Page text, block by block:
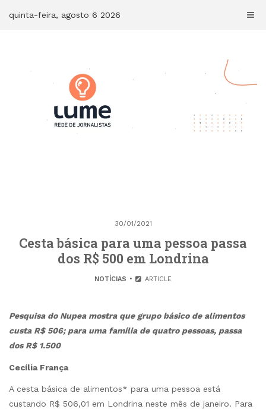
quinta-feira, agosto 6 2026
30/01/2021
Cesta básica para uma pessoa passa
dos R$ 500 em Londrina
NOTÍCIAS ARTICLE
Pesquisa do Nupea mostra que grupo básico de alimentos
custa R$ 506; para uma família de quatro pessoas, passa
dos R$ 1.500
Cecília França
A cesta básica de alimentos* para uma pessoa está
custando R$ 506,01 em Londrina neste mês de janeiro. Para